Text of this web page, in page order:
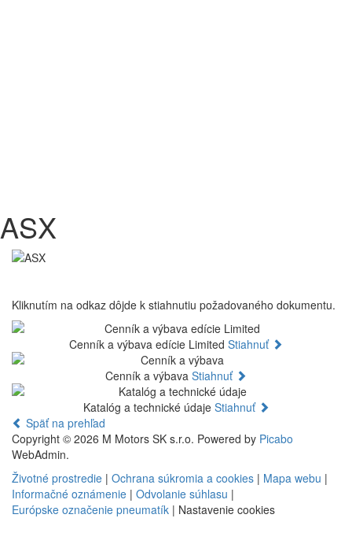
ASX
Kliknutím na odkaz dôjde k stiahnutiu požadovaného dokumentu.
Cenník a výbava edície Limited Stiahnuť
Cenník a výbava Stiahnuť
Katalóg a technické údaje Stiahnuť
Späť na prehľad
Copyright © 2026 M Motors SK s.r.o. Powered by Picabo
WebAdmin.
Životné prostredie | Ochrana súkromia a cookies | Mapa webu |
Informačné oznámenie | Odvolanie súhlasu |
Európske označenie pneumatík | Nastavenie cookies